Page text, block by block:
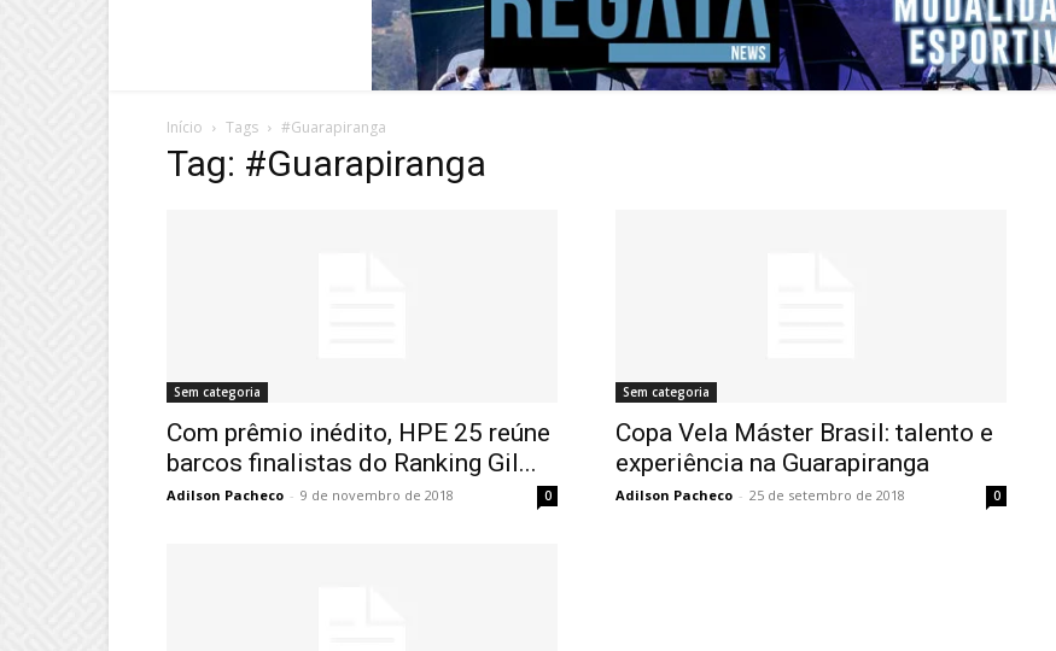
News
Início Tags #Guarapiranga
Tag: #Guarapiranga
Sem categoria
Com prêmio inédito, HPE 25 reúne
barcos finalistas do Ranking Gil...
Adilson Pacheco - 9 de novembro de 2018 0
Sem categoria
Copa Vela Máster Brasil: talento e
experiência na Guarapiranga
Adilson Pacheco - 25 de setembro de 2018 0